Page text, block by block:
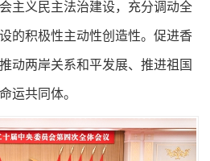
主义民主法治建设，充分调动全
的积极性主动性创造性。促进香
动两岸关系和平发展、推进祖国
运共同体。